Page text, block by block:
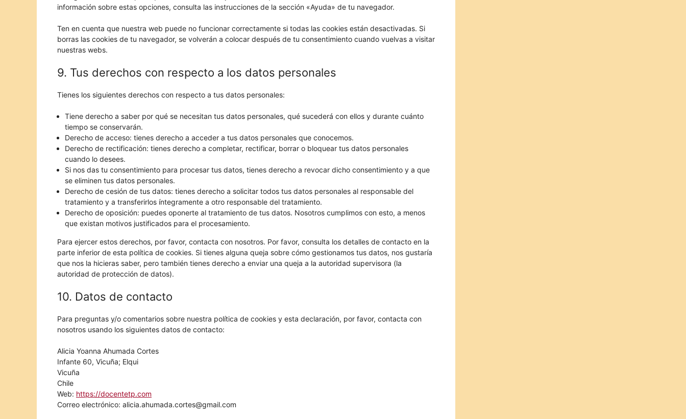
información sobre estas opciones, consulta las instrucciones de la sección «Ayuda» de tu navegador.
Ten en cuenta que nuestra web puede no funcionar correctamente si todas las cookies están desactivadas. Si
borras las cookies de tu navegador, se volverán a colocar después de tu consentimiento cuando vuelvas a visitar
nuestras webs.
9. Tus derechos con respecto a los datos personales
Tienes los siguientes derechos con respecto a tus datos personales:
Tiene derecho a saber por qué se necesitan tus datos personales, qué sucederá con ellos y durante cuánto
tiempo se conservarán.
Derecho de acceso: tienes derecho a acceder a tus datos personales que conocemos.
Derecho de rectificación: tienes derecho a completar, rectificar, borrar o bloquear tus datos personales
cuando lo desees.
Si nos das tu consentimiento para procesar tus datos, tienes derecho a revocar dicho consentimiento y a que
se eliminen tus datos personales.
Derecho de cesión de tus datos: tienes derecho a solicitar todos tus datos personales al responsable del
tratamiento y a transferirlos íntegramente a otro responsable del tratamiento.
Derecho de oposición: puedes oponerte al tratamiento de tus datos. Nosotros cumplimos con esto, a menos
que existan motivos justificados para el procesamiento.
Para ejercer estos derechos, por favor, contacta con nosotros. Por favor, consulta los detalles de contacto en la
parte inferior de esta política de cookies. Si tienes alguna queja sobre cómo gestionamos tus datos, nos gustaría
que nos la hicieras saber, pero también tienes derecho a enviar una queja a la autoridad supervisora (la
autoridad de protección de datos).
10. Datos de contacto
Para preguntas y/o comentarios sobre nuestra política de cookies y esta declaración, por favor, contacta con
nosotros usando los siguientes datos de contacto:
Alicia Yoanna Ahumada Cortes
Infante 60, Vicuña; Elqui
Vicuña
Chile
Web: https://docentetp.com
Correo electrónico: alicia.ahumada.cortes@gmail.com